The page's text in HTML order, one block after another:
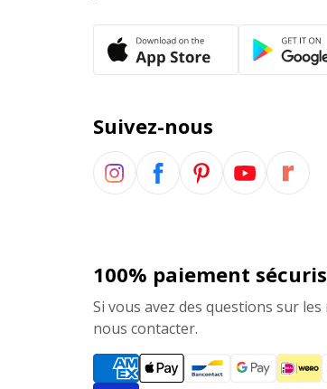
Suivez-nous
100% paiement
Si vous avez des questions sur
nous contacter.